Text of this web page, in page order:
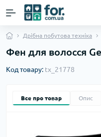
Дрібна побутова техніка
Фен для волосся
Код товару: tx_21778
Все про товар Опис